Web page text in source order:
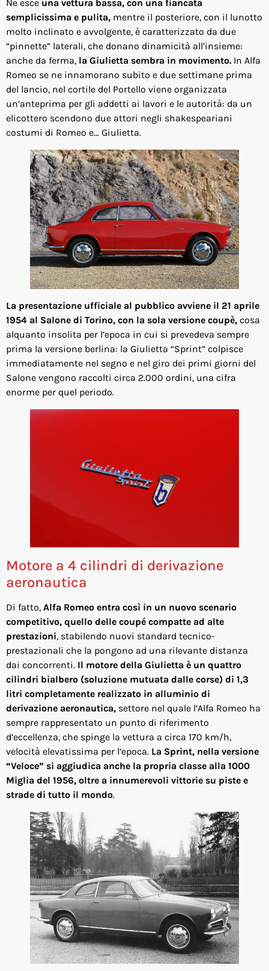
Ne esce una vettura bassa, con una fiancata
semplicissima e pulita, mentre il posteriore, con il lunotto
molto inclinato e avvolgente, è caratterizzato da due
“pinnette” laterali, che donano dinamicità all’insieme:
anche da ferma, la Giulietta sembra in movimento. In Alfa
Romeo se ne innamorano subito e due settimane prima
del lancio, nel cortile del Portello viene organizzata
un’anteprima per gli addetti ai lavori e le autorità: da un
elicottero scendono due attori negli shakespeariani
costumi di Romeo e… Giulietta.
La presentazione ufficiale al pubblico avviene il 21 aprile
1954 al Salone di Torino, con la sola versione coupè, cosa
alquanto insolita per l’epoca in cui si prevedeva sempre
prima la versione berlina: la Giulietta “Sprint” colpisce
immediatamente nel segno e nel giro dei primi giorni del
Salone vengono raccolti circa 2.000 ordini, una cifra
enorme per quel periodo.
Motore a 4 cilindri di derivazione
aeronautica
Di fatto, Alfa Romeo entra così in un nuovo scenario
competitivo, quello delle coupé compatte ad alte
prestazioni, stabilendo nuovi standard tecnico-
prestazionali che la pongono ad una rilevante distanza
dai concorrenti. Il motore della Giulietta è un quattro
cilindri bialbero (soluzione mutuata dalle corse) di 1,3
litri completamente realizzato in alluminio di
derivazione aeronautica, settore nel quale l’Alfa Romeo ha
sempre rappresentato un punto di riferimento
d’eccellenza, che spinge la vettura a circa 170 km/h,
velocità elevatissima per l’epoca. La Sprint, nella versione
“Veloce” si aggiudica anche la propria classe alla 1000
Miglia del 1956, oltre a innumerevoli vittorie su piste e
strade di tutto il mondo.